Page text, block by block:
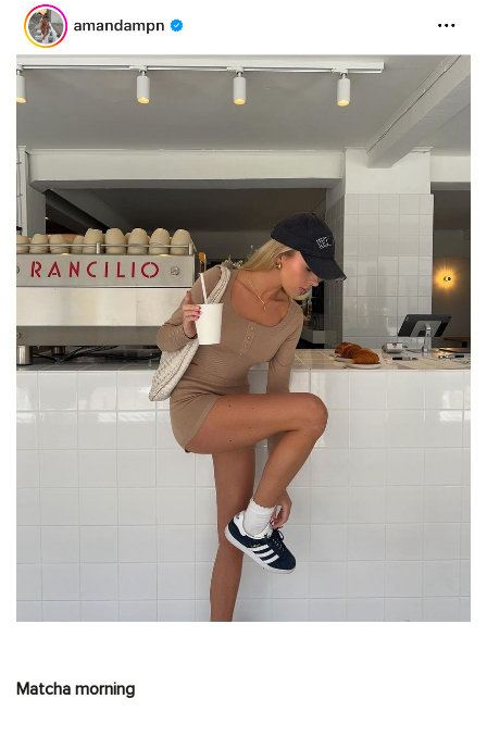
Matcha morning